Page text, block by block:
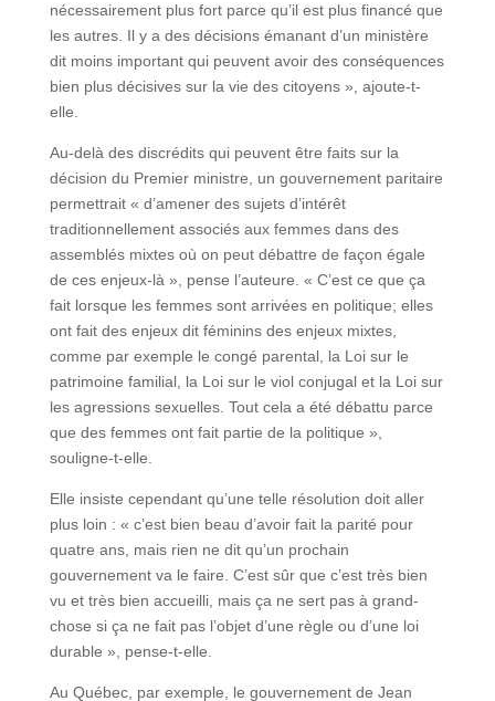
nécessairement plus fort parce qu’il est plus financé que
les autres. Il y a des décisions émanant d’un ministère
dit moins important qui peuvent avoir des conséquences
bien plus décisives sur la vie des citoyens », ajoute-t-
elle.
Au-delà des discrédits qui peuvent être faits sur la
décision du Premier ministre, un gouvernement paritaire
permettrait « d’amener des sujets d’intérêt
traditionnellement associés aux femmes dans des
assemblés mixtes où on peut débattre de façon égale
de ces enjeux-là », pense l’auteure. « C’est ce que ça
fait lorsque les femmes sont arrivées en politique; elles
ont fait des enjeux dit féminins des enjeux mixtes,
comme par exemple le congé parental, la Loi sur le
patrimoine familial, la Loi sur le viol conjugal et la Loi sur
les agressions sexuelles. Tout cela a été débattu parce
que des femmes ont fait partie de la politique »,
souligne-t-elle.
Elle insiste cependant qu’une telle résolution doit aller
plus loin : « c’est bien beau d’avoir fait la parité pour
quatre ans, mais rien ne dit qu’un prochain
gouvernement va le faire. C’est sûr que c’est très bien
vu et très bien accueilli, mais ça ne sert pas à grand-
chose si ça ne fait pas l’objet d’une règle ou d’une loi
durable », pense-t-elle.
Au Québec, par exemple, le gouvernement de Jean